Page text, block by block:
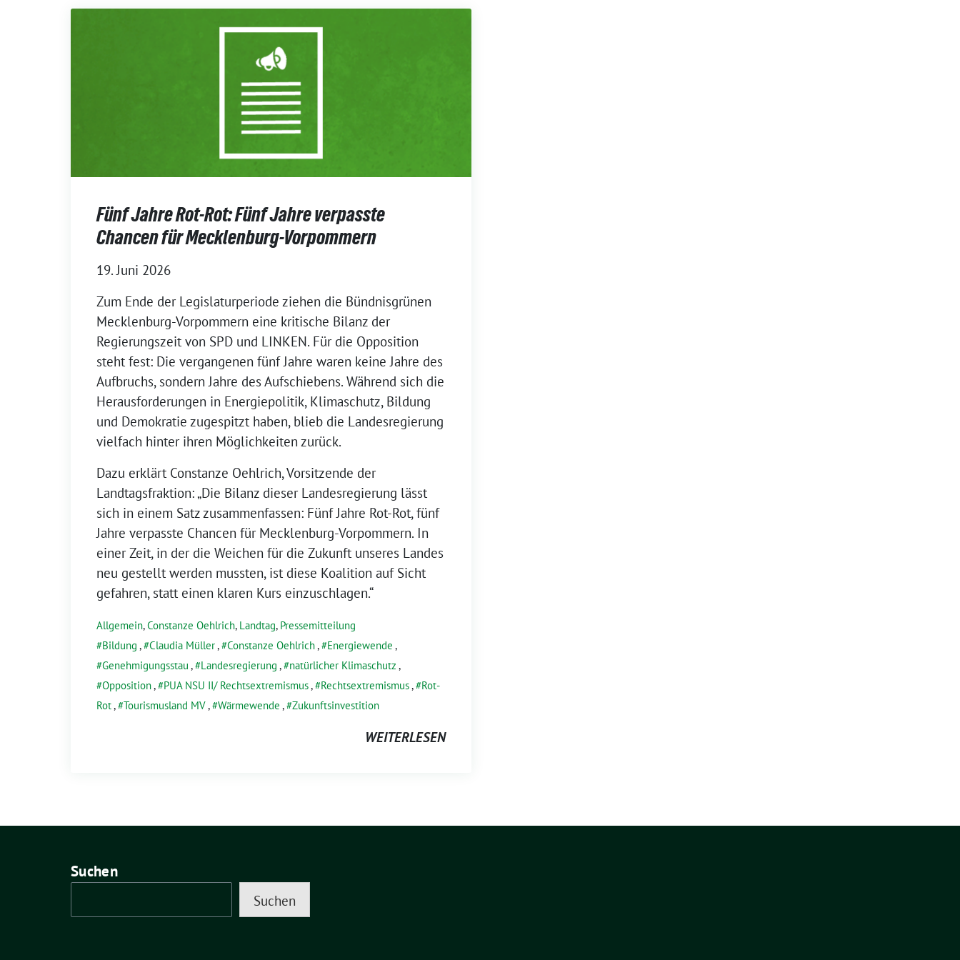
Fünf Jahre Rot-Rot: Fünf Jahre verpasste
Chancen für Mecklenburg-Vorpommern
19. Juni 2026
Zum Ende der Legislaturperiode ziehen die Bündnisgrünen
Mecklenburg-Vorpommern eine kritische Bilanz der
Regierungszeit von SPD und LINKEN. Für die Opposition
steht fest: Die vergangenen fünf Jahre waren keine Jahre des
Aufbruchs, sondern Jahre des Aufschiebens. Während sich die
Herausforderungen in Energiepolitik, Klimaschutz, Bildung
und Demokratie zugespitzt haben, blieb die Landesregierung
vielfach hinter ihren Möglichkeiten zurück.
Dazu erklärt Constanze Oehlrich, Vorsitzende der
Landtagsfraktion: „Die Bilanz dieser Landesregierung lässt
sich in einem Satz zusammenfassen: Fünf Jahre Rot-Rot, fünf
Jahre verpasste Chancen für Mecklenburg-Vorpommern. In
einer Zeit, in der die Weichen für die Zukunft unseres Landes
neu gestellt werden mussten, ist diese Koalition auf Sicht
gefahren, statt einen klaren Kurs einzuschlagen.“
Allgemein,Constanze Oehlrich, Landtag, Pressemitteilung
Bildung , Claudia Müller, Constanze Oehlrich, Energiewende ,
Genehmigungsstau , Landesregierung , natürlicher Klimaschutz ,
Opposition, PUA NSU II/ Rechtsextremismus, Rechtsextremismus,
Rot-
Rot, Tourismusland MV, Wärmewende , Zukunftsinvestition
WEITERLESEN
Suchen
Suchen